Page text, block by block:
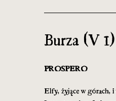
Burza (V 1)
PROSPERO
Elfy, żyjące w górach, i